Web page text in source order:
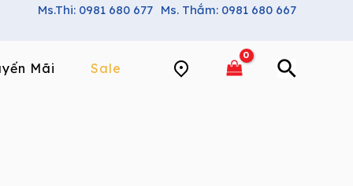
Ms.Thi: 0981 680 677 Ms. Thắm: 0981 680 667
Mãi Sale